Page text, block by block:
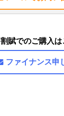
賦でのご購入は
ファイナンス申